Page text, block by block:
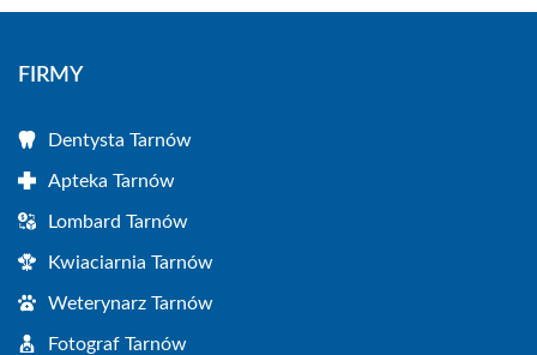
FIRMY
Dentysta Tarnów
Apteka Tarnów
Lombard Tarnów
Kwiaciarnia Tarnów
Weterynarz Tarnów
Fotograf Tarnów